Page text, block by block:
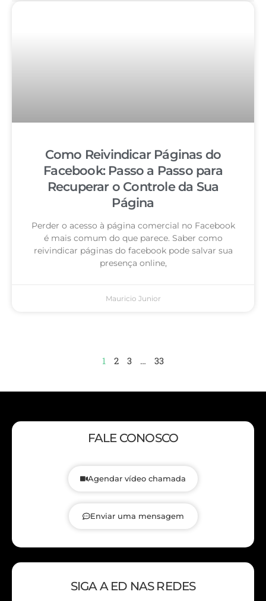
Como Reivindicar Páginas do
Facebook: Passo a Passo para
Recuperar o Controle da Sua
Página
Perder o acesso à página comercial no Facebook
é mais comum do que parece. Saber como
reivindicar páginas do facebook pode salvar sua
presença online,
Mauricio Junior
1 2 3 … 33
FALE CONOSCO
Agendar vídeo chamada
Enviar uma mensagem
SIGA A ED NAS REDES